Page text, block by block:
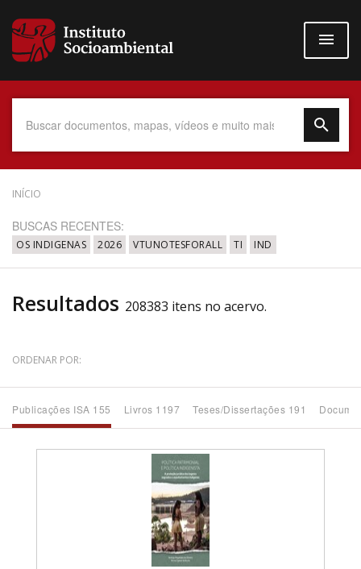
para
conteúdo
Data do Documento
Até
Povo Indígena
INÍCIO
BUSCAS RECENTES:
OS INDIGENAS 2026 VTUNOTESFORALL TI IND
Resultados 208383 itens no acervo.
ORDENAR POR:
Publicações ISA 155 Livros 1197 Teses/Dissertações 191